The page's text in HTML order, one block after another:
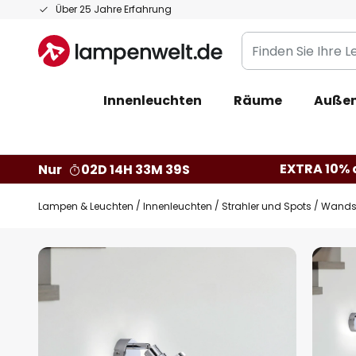
Über 25 Jahre Erfahrung
Zum
springen
Finden
Sie
Leuchte...
Innenleuchten Räume
Nur 02D 14H 33M 38S EXTRA
Lampen & Leuchten Innenleuchten Strahler und Spots
Zum
der